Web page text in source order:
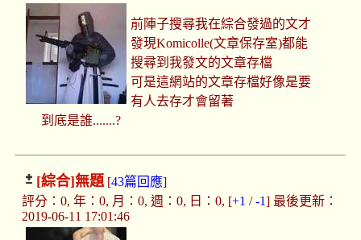
前陣子搜尋我在綜合發過的文才
發現Komicolle(文章保存室)都能
搜尋到我發文的文章存檔
可是這網站的文章存檔好像是要
有人去存才會留著
到底是誰.......?
[綜合]無題[43篇回應]
評分：0, 年：0, 月：0, 週：0, 日：0, [+1 /-1] 最後更新：
2019-06-11 17:01:46